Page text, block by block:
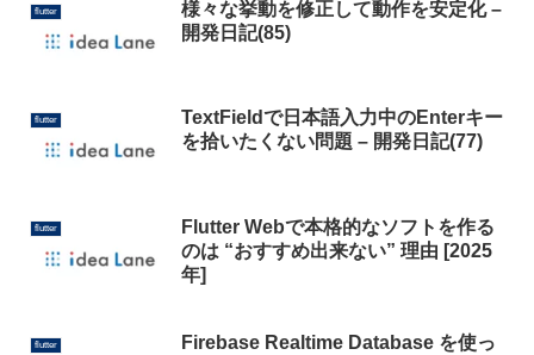
flutter
様々な挙動を修正して動作を安定化 –
開発日記(85)
flutter
TextFieldで日本語入力中のEnterキー
を拾いたくない問題 – 開発日記(77)
flutter
Flutter Webで本格的なソフトを作る
のは “おすすめ出来ない” 理由 [2025
年]
flutter
Firebase Realtime Database を使っ